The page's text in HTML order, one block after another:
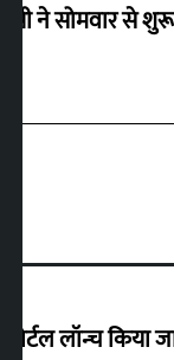
ने सोमवार से
पोर्टल लॉन्च किया